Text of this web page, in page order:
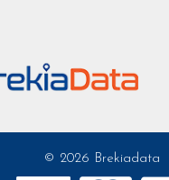
© 2026 Brekiadata